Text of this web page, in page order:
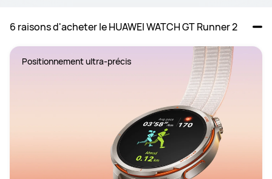
6 raisons d'acheter le HUAWEI WATCH GT Runner 2
Positionnement ultra-précis